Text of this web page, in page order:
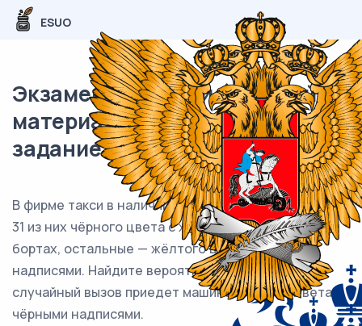
ESUO
Экзаменационный (типовой)
материал ЕГЭ / профиль / 04
задание (24) / 75
В фирме такси в наличии 50 легковых автомобилей:
31 из них чёрного цвета с жёлтыми надписями на
бортах, остальные — жёлтого цвета с чёрными
надписями. Найдите вероятность того, что на
случайный вызов приедет машина жёлтого цвета с
чёрными надписями.